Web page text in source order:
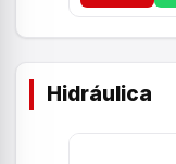
Hidráulica